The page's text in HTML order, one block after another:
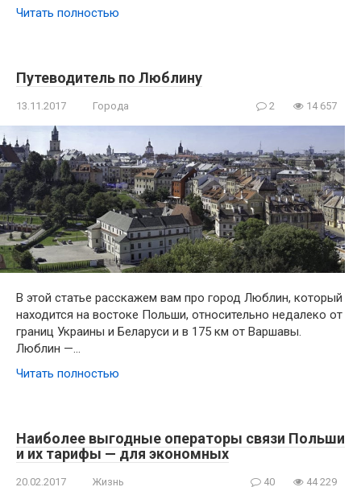
Читать полностью
Путеводитель по Люблину
13.11.2017 Города 2 14 657
В этой статье расскажем вам про город Люблин, который
находится на востоке Польши, относительно недалеко от
границ Украины и Беларуси и в 175 км от Варшавы.
Люблин —…
Читать полностью
Наиболее выгодные операторы связи Польши
и их тарифы — для экономных
20.02.2017 Жизнь 40 44 229